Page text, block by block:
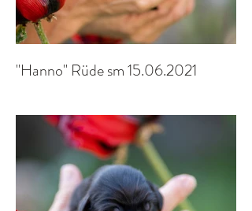
"Hanno" Rüde sm 15.06.2021